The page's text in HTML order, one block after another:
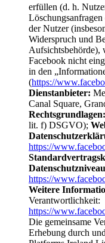
erfüllen (d. h.
der Nutzer
Widerspruch und
Aufsichtsbehörde),
Facebook nicht
in den
(https://
Dienstanbieter:
Canal Square,
Rechtsgrundlagen:
lit. f) DSGVO);
https://
https://
Weitere
Verantwortlichkeit:
https://
Die gemeinsame
Erhebung durch